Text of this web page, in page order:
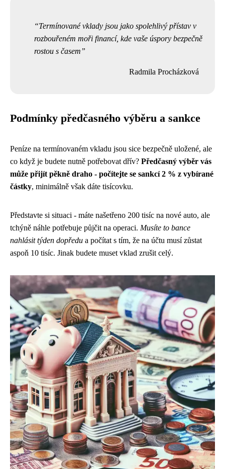
Termínované vklady jsou jako spolehlivý přístav v
rozbouřeném moři financí, kde vaše úspory bezpečně
rostou s časem
Radmila Procházková
Podmínky předčasného výběru a sankce
Peníze na termínovaném vkladu jsou sice bezpečně uložené, ale
co když je budete nutně potřebovat dřív? Předčasný výběr vás
může přijít pěkně draho - počítejte se sankcí 2 % z vybírané
částky, minimálně však dáte tisícovku.
Představte si situaci - máte našetřeno 200 tisíc na nové auto, ale
tchýně náhle potřebuje půjčit na operaci. Musíte to bance
nahlásit týden dopředu a počítat s tím, že na účtu musí zůstat
aspoň 10 tisíc. Jinak budete muset vklad zrušit celý.